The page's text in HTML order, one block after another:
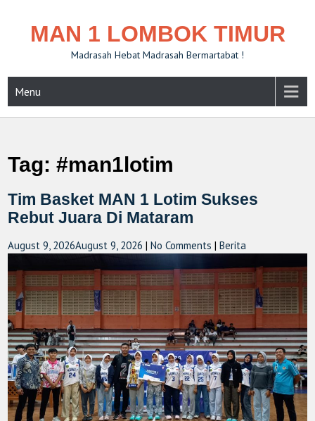
MAN 1 LOMBOK TIMUR
Madrasah Hebat Madrasah Bermartabat !
Menu
Tag:#man1lotim
Tim Basket MAN 1 Lotim Sukses
Rebut Juara Di Mataram
August 9, 2026August 9, 2026 |No Comments |Berita